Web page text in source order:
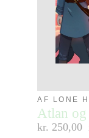
AF LONE
Atlan
kr. 250,00